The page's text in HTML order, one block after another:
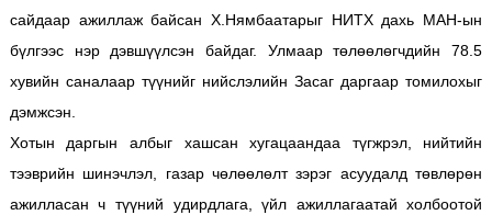
сайдаар ажиллаж байсан Х.Нямбаатарыг НИТХ дахь МАН-ын
бүлгээс нэр дэвшүүлсэн байдаг. Улмаар төлөөлөгчдийн 78.5
хувийн саналаар түүнийг нийслэлийн Засаг даргаар томилохыг
дэмжсэн.
Хотын даргын албыг хашсан хугацаандаа түгжрэл, нийтийн
тээврийн шинэчлэл, газар чөлөөлөлт зэрэг асуудалд төвлөрөн
ажилласан ч түүний удирдлага, үйл ажиллагаатай холбоотой